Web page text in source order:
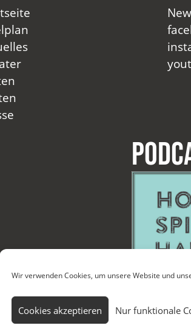
Wir verwenden Cookies, um unsere Website und
Cookies akzeptieren Nur funktionale